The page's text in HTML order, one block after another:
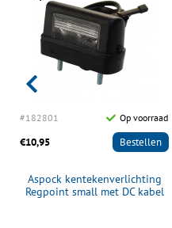
#182801 Op voorraad
€10,95 Bestellen
Aspock kentekenverlichting
Regpoint small met DC kabel